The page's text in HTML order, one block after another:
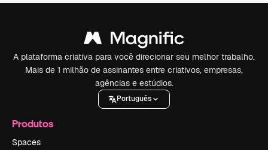
A plataforma criativa para você direcionar seu melhor trabalho.
Mais de 1 milhão de assinantes entre criativos, empresas,
agências e estúdios.
Português
Produtos
Spaces